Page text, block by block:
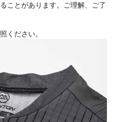
ことがあります。ご理解、ご了
ください。